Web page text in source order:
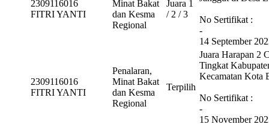
2309116016
FITRI YANTI
Minat Bakat
dan Kesma
Regional
Juara 1
/ 2 / 3
No Sertifikat :
-
14 September
2309116016
FITRI YANTI
Penalaran,
Minat Bakat
dan Kesma
Regional
Terpilih
Juara Harapan 2
Tingkat
Kecamatan Kota
No Sertifikat :
-
15 November